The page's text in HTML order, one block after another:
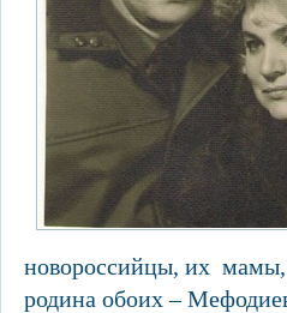
новороссийцы, их
родина обоих –